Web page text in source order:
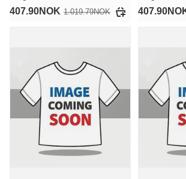
407.90NOK 1.019.79NOK